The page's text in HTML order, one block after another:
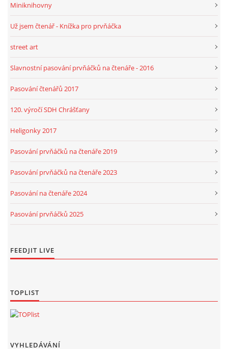
Miniknihovny
Už jsem čtenář - Knížka pro prvňáčka
street art
Slavnostní pasování prvňáčků na čtenáře - 2016
Pasování čtenářů 2017
120. výročí SDH Chrášťany
Heligonky 2017
Pasování prvňáčků na čtenáře 2019
Pasování prvňáčků na čtenáře 2023
Pasování na čtenáře 2024
Pasování prvňáčků 2025
FEEDJIT LIVE
TOPLIST
VYHLEDÁVÁNÍ